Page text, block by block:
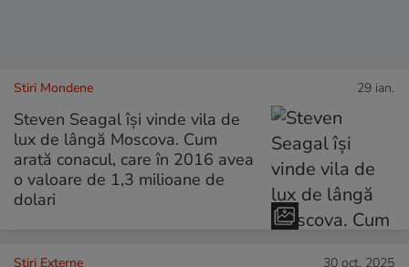
Stiri Mondene 29 ian.
Steven Seagal își vinde vila de
lux de lângă Moscova. Cum
arată conacul, care în 2016 avea
o valoare de 1,3 milioane de
dolari
Știri Externe 30 oct. 2025